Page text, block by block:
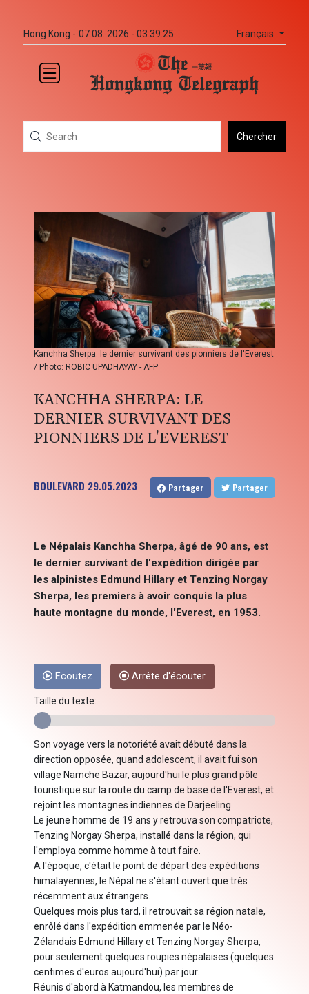
Hong Kong - 07.08. 2026 - 03:39:25 Français
Chercher
Kanchha Sherpa: le dernier survivant des pionniers de l'Everest
/ Photo: ROBIC UPADHAYAY - AFP
KANCHHA SHERPA: LE
DERNIER SURVIVANT DES
PIONNIERS DE L'EVEREST
BOULEVARD 29.05.2023 Partager Partager
Le Népalais Kanchha Sherpa, âgé de 90 ans, est
le dernier survivant de l'expédition dirigée par
les alpinistes Edmund Hillary et Tenzing Norgay
Sherpa, les premiers à avoir conquis la plus
haute montagne du monde, l'Everest, en 1953.
Ecoutez Arrête d'écouter
Taille du texte:
Son voyage vers la notoriété avait débuté dans la
direction opposée, quand adolescent, il avait fui son
village Namche Bazar, aujourd'hui le plus grand pôle
touristique sur la route du camp de base de l'Everest, et
rejoint les montagnes indiennes de Darjeeling.
Le jeune homme de 19 ans y retrouva son compatriote,
Tenzing Norgay Sherpa, installé dans la région, qui
l'employa comme homme à tout faire.
A l'époque, c'était le point de départ des expéditions
himalayennes, le Népal ne s'étant ouvert que très
récemment aux étrangers.
Quelques mois plus tard, il retrouvait sa région natale,
enrôlé dans l'expédition emmenée par le Néo-
Zélandais Edmund Hillary et Tenzing Norgay Sherpa,
pour seulement quelques roupies népalaises (quelques
centimes d'euros aujourd'hui) par jour.
Réunis d'abord à Katmandou, les membres de